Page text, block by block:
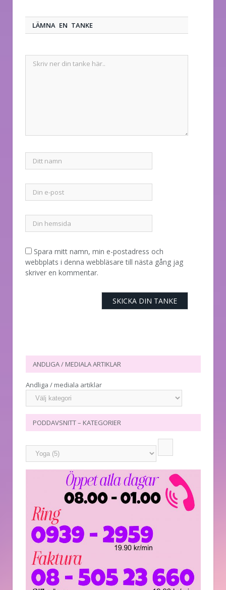
LÄMNA EN TANKE
Spara mitt namn, min e-postadress och
webbplats i denna webbläsare till nästa gång jag
skriver en kommentar.
ANDLIGA / MEDIALA ARTIKLAR
Andliga / mediala artiklar
PODDAVSNITT – KATEGORIER